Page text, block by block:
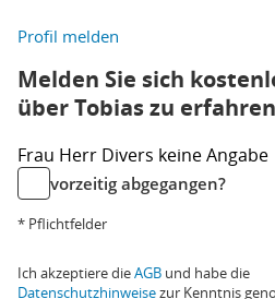
Profil melden
Melden Sie sich
über Tobias zu
Frau Herr Divers keine Angabe
vorzeitig abgegangen?
* Pflichtfelder
Ich akzeptiere dieAGB und habe die
Datenschutzhinweisezur Kenntnis